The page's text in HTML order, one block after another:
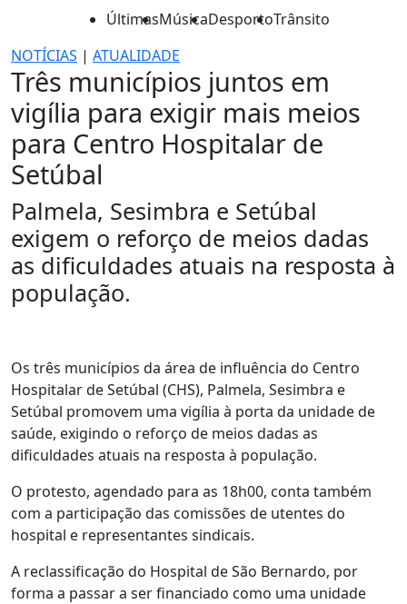
ÚltimasMúsicaDesportoTrânsito
NOTÍCIAS | ATUALIDADE
Três municípios juntos em
vigília para exigir mais meios
para Centro Hospitalar de
Setúbal
Palmela, Sesimbra e Setúbal
exigem o reforço de meios dadas
as dificuldades atuais na resposta à
população.
Os três municípios da área de influência do Centro
Hospitalar de Setúbal (CHS), Palmela, Sesimbra e
Setúbal promovem uma vigília à porta da unidade de
saúde, exigindo o reforço de meios dadas as
dificuldades atuais na resposta à população.
O protesto, agendado para as 18h00, conta também
com a participação das comissões de utentes do
hospital e representantes sindicais.
A reclassificação do Hospital de São Bernardo, por
forma a passar a ser financiado como uma unidade